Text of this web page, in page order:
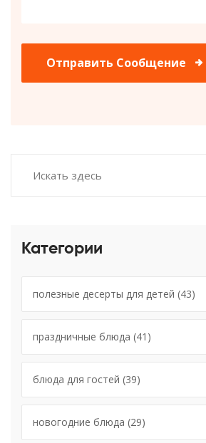
Отправить Сообщение
Категории
полезные десерты для детей (43)
праздничные блюда (41)
блюда для гостей (39)
новогодние блюда (29)